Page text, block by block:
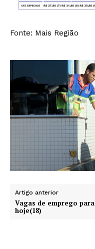
Fonte: Mais Região
Artigo anterior
Vagas de emprego para
hoje(18)